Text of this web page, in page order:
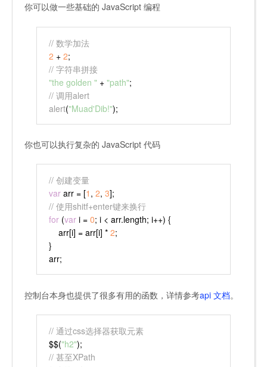
你可以做一些基础的 JavaScript 编程
// 数学加法
2 + 2;
// 字符串拼接
"the golden " + "path";
// 调用alert
alert("Muad'Dib!");
你也可以执行复杂的 JavaScript 代码
// 创建变量
var arr = [1 , 2, 3];
// 使用shitf+enter键来换行
for (var i = 0; i < arr.length; i++) {
    arr[i] = arr[i] *
2;
}
arr;
控制台本身也提供了很多有用的函数，详情参考api 文档。
// 通过css选择器获取元素
$$("h2");
// 甚至XPath